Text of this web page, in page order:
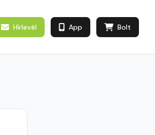
Hírlevél App Bolt